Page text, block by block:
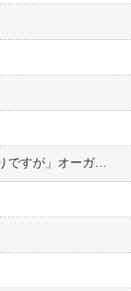
「今夜は月見でございますね。わたくしは、月ではなくご主人様のお顔だけを眺めて過ごすつもりですが」オーガスト『あいミス』新イベント『季節外れのトミクニ月見』